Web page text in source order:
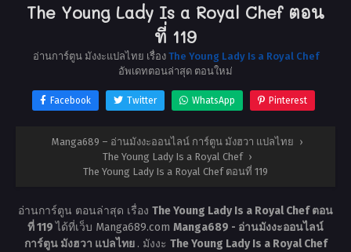
The Young Lady Is a Royal Chef ตอน
ที่ 119
อ่านการ์ตูน มังงะแปลไทย เรื่อง The Young Lady Is a Royal Chef
อัพเดทตอนล่าสุด ตอนใหม่
Facebook Twitter WhatsApp Pinterest
Manga689 – อ่านมังงะออนไลน์ การ์ตูน มังฮวา แปลไทย ›
The Young Lady Is a Royal Chef ›
The Young Lady Is a Royal Chef ตอนที่ 119
อ่านการ์ตูน ตอนล่าสุด เรื่อง The Young Lady Is a Royal Chef ตอน
ที่ 119ได้ที่เว็บ Manga689.com Manga689 - อ่านมังงะออนไลน์
การ์ตูน มังฮวา แปลไทย . มังงะ The Young Lady Is a Royal Chef